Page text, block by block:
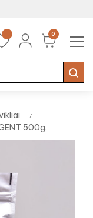
0
☰
500g.